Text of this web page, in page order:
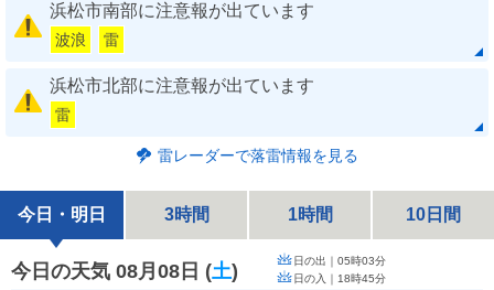
浜松市南部に注意報が出ています
波浪 雷
浜松市北部に注意報が出ています
雷
雷レーダーで落雷情報を見る
今日・明日 3時間 1時間 10日間
今日の天気 08月08日 (土) 日の出｜ 05時03分
日の入｜ 18時45分